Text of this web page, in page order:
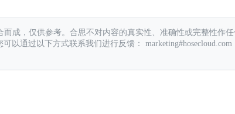
成，仅供参考。合思不对内容的真实性、准确性或完整性作
以通过以下方式联系我们进行反馈：